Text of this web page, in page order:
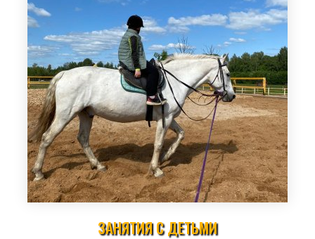
ЗАНЯТИЯ С ДЕТЬМИ